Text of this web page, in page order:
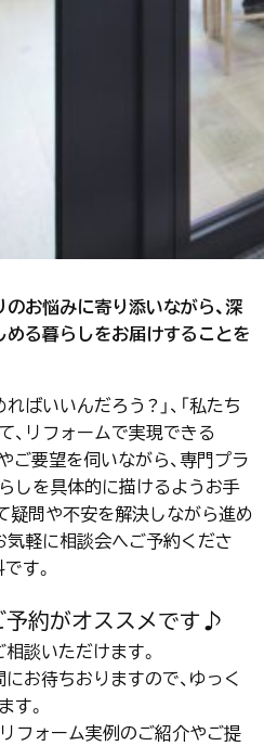
お悩みに寄り添いながら、深
める暮らしをお届けすることを
ばいいんだろう？」、「私たち
、リフォームで実現できる
ご要望を伺いながら、専門プラ
しを具体的に描けるようお手
疑問や不安を解決しながら進め
気軽に相談会へご予約くださ
す。
予約がオススメです♪
談いただけます。
お待ちおりますので、ゆっく
す。
フォーム実例のご紹介やご提